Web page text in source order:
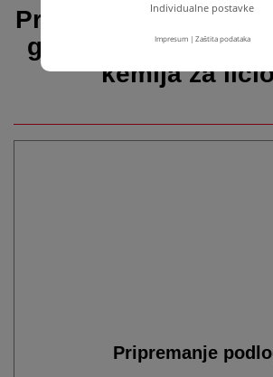
Pripremanje podloge
gletanje - Boje -
kemija za
Pripremanje
Individualne postavke
Impresum| Zaštita podataka